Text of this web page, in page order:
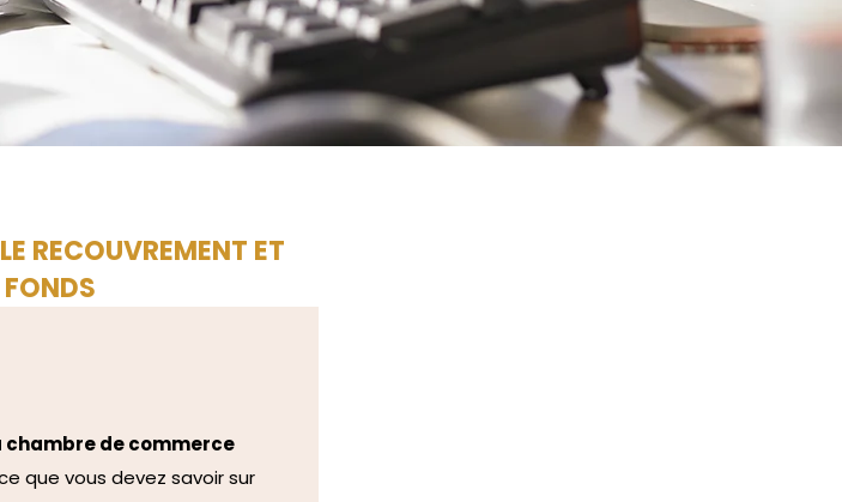
RECOUVREMENT ET
chambre de commerce
que vous devez savoir sur